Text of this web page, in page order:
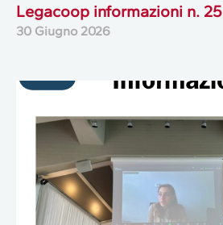
Legacoop informazioni n. 25
30 Giugno 2026